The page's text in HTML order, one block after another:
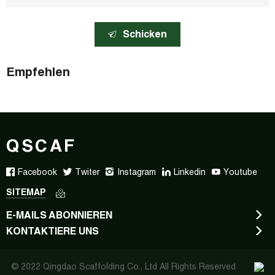
Schicken
Empfehlen
QSCAF
Facebook Twiter Instagram Linkedin Youtube
SITEMAP
E-MAILS ABONNIEREN
KONTAKTIERE UNS
© 2022 Qingdao Scaffolding Co., Ltd All Rights Reserved